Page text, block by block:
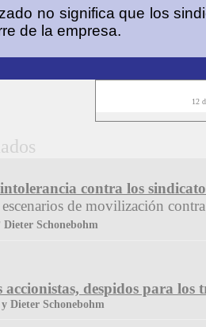
no significa que los
de la empresa.
12
contra los
de movilización
Dieter Schonebohm
despidos para los
Dieter Schonebohm